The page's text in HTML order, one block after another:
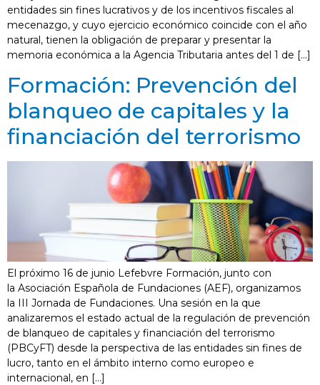
entidades sin fines lucrativos y de los incentivos fiscales al
mecenazgo, y cuyo ejercicio económico coincide con el año
natural, tienen la obligación de preparar y presentar la
memoria económica a la Agencia Tributaria antes del 1 de […]
Formación: Prevención del
blanqueo de capitales y la
financiación del terrorismo
El próximo 16 de junio Lefebvre Formación, junto con
la Asociación Española de Fundaciones (AEF), organizamos
la III Jornada de Fundaciones. Una sesión en la que
analizaremos el estado actual de la regulación de prevención
de blanqueo de capitales y financiación del terrorismo
(PBCyFT) desde la perspectiva de las entidades sin fines de
lucro, tanto en el ámbito interno como europeo e
internacional, en […]